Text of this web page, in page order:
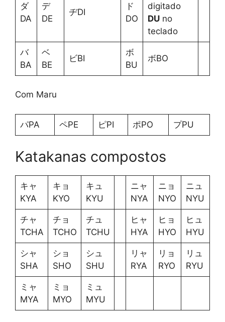
ダ
DA
デ
DE
ヂDI
ド
DO
digitado
DUno
teclado
バ
BA
ベ
BE
ビBI
ボ
BU
ボBO
Com Maru
パPA ペPE ピPI ポPO プPU
Katakanas compostos
キャ
KYA
キョ
KYO
キュ
KYU
ニャ
NYA
ニョ
NYO
ニュ
NYU
チャ
TCHA
チョ
TCHO
チュ
TCHU
ヒャ
HYA
ヒョ
HYO
ヒュ
HYU
シャ
SHA
ショ
SHO
シュ
SHU
リャ
RYA
リョ
RYO
リュ
RYU
ミャ
MYA
ミョ
MYO
ミュ
MYU